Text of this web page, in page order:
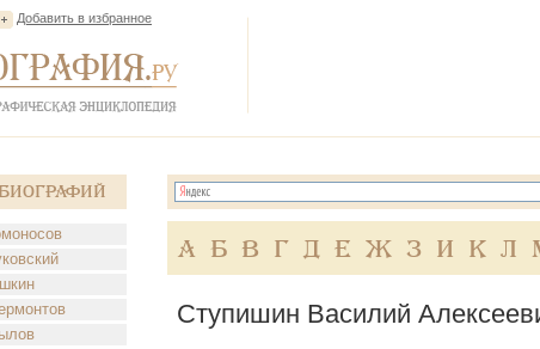
Добавить в избранное
А Б В Г Д Е Ж З И К Л
Ступишин Василий